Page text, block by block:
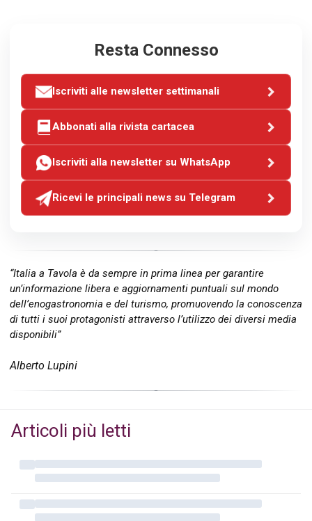
Resta Connesso
Iscriviti alle newsletter settimanali
Abbonati alla rivista cartacea
Iscriviti alla newsletter su WhatsApp
Ricevi le principali news su Telegram
“Italia a Tavola è da sempre in prima linea per garantire
un’informazione libera e aggiornamenti puntuali sul mondo
dell’enogastronomia e del turismo, promuovendo la conoscenza
di tutti i suoi protagonisti attraverso l’utilizzo dei diversi media
disponibili”
Alberto Lupini
Articoli più letti